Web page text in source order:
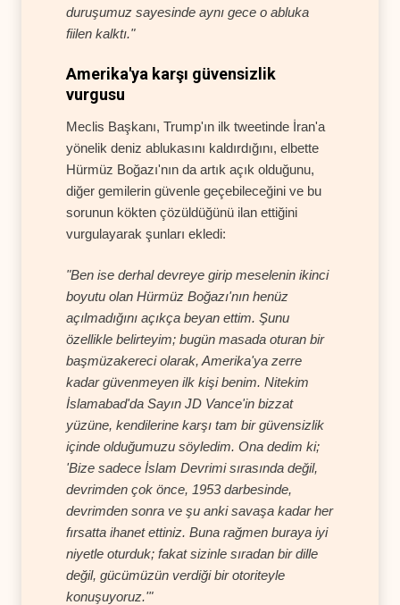
duruşumuz sayesinde aynı gece o abluka
fiilen kalktı."
Amerika'ya karşı güvensizlik
vurgusu
Meclis Başkanı, Trump'ın ilk tweetinde İran'a
yönelik deniz ablukasını kaldırdığını, elbette
Hürmüz Boğazı'nın da artık açık olduğunu,
diğer gemilerin güvenle geçebileceğini ve bu
sorunun kökten çözüldüğünü ilan ettiğini
vurgulayarak şunları ekledi:
"Ben ise derhal devreye girip meselenin ikinci
boyutu olan Hürmüz Boğazı'nın henüz
açılmadığını açıkça beyan ettim. Şunu
özellikle belirteyim; bugün masada oturan bir
başmüzakereci olarak, Amerika'ya zerre
kadar güvenmeyen ilk kişi benim. Nitekim
İslamabad'da Sayın JD Vance'in bizzat
yüzüne, kendilerine karşı tam bir güvensizlik
içinde olduğumuzu söyledim. Ona dedim ki;
'Bize sadece İslam Devrimi sırasında değil,
devrimden çok önce, 1953 darbesinde,
devrimden sonra ve şu anki savaşa kadar her
fırsatta ihanet ettiniz. Buna rağmen buraya iyi
niyetle oturduk; fakat sizinle sıradan bir dille
değil, gücümüzün verdiği bir otoriteyle
konuşuyoruz.'"